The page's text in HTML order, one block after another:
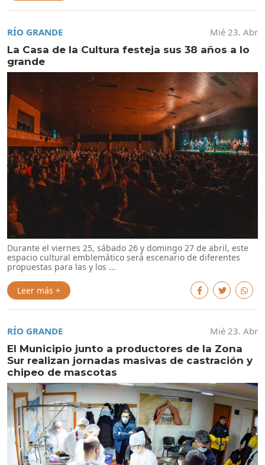
RÍO GRANDE
Mié 23. Abr
La Casa de la Cultura festeja sus 38 años a lo
grande
Durante el viernes 25, sábado 26 y domingo 27 de abril, este
espacio cultural emblemático será escenario de diferentes
propuestas para las y los ...
Leer más +
RÍO GRANDE
Mié 23. Abr
El Municipio junto a productores de la Zona
Sur realizan jornadas masivas de castración y
chipeo de mascotas